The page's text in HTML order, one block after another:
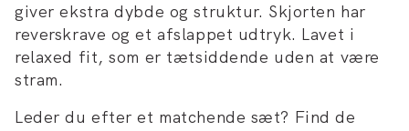
giver ekstra dybde og struktur. Skjorten har
reverskrave og et afslappet udtryk. Lavet i
relaxed fit, som er tætsiddende uden at være
stram.
Leder du efter et matchende sæt? Find de